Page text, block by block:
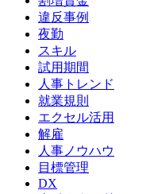
違反事例
夜勤
スキル
試用期間
人事トレンド
就業規則
エクセル活用
解雇
人事ノウハウ
目標管理
DX